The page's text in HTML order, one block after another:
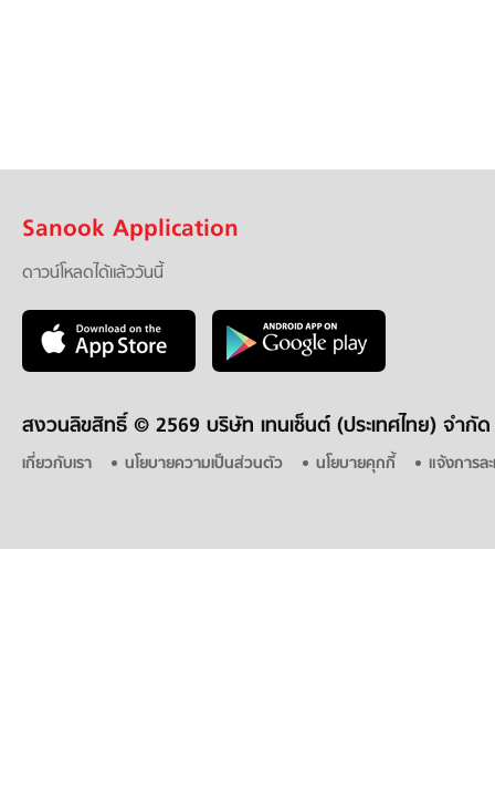
Sanook Application
ดาวน์โหลดได้แล้ววันนี้
สงวนลิขสิทธิ์ © 2569 บริษัท เทนเซ็นต์ (ประเทศไทย) จำกัด
เกี่ยวกับเรา นโยบายความเป็นส่วนตัว นโยบายคุกกี้ แจ้งการล